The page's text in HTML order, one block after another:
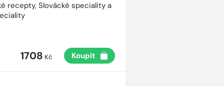
recepty, Slovácké speciality a
1708 Kč Koupit